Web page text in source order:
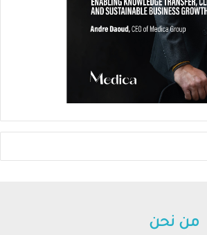
من نحن